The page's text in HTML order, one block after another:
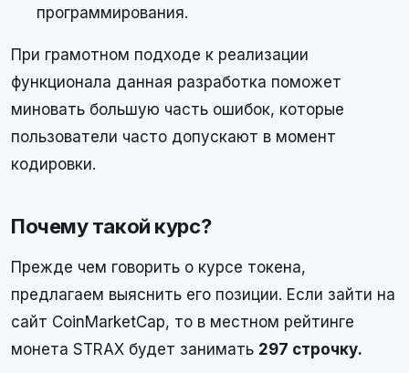
программирования.
При грамотном подходе к реализации
функционала данная разработка поможет
миновать большую часть ошибок, которые
пользователи часто допускают в момент
кодировки.
Почему такой курс?
Прежде чем говорить о курсе токена,
предлагаем выяснить его позиции. Если зайти на
сайт CoinMarketCap, то в местном рейтинге
монета STRAX будет занимать 297 строчку.